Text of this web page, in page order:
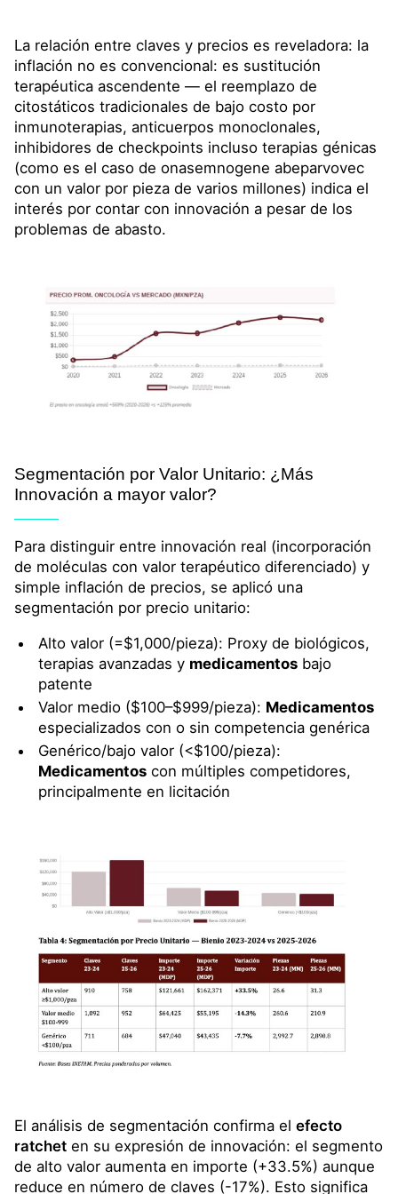
La relación entre claves y precios es reveladora: la
inflación no es convencional: es sustitución
terapéutica ascendente — el reemplazo de
citostáticos tradicionales de bajo costo por
inmunoterapias, anticuerpos monoclonales,
inhibidores de checkpoints incluso terapias génicas
(como es el caso de onasemnogene abeparvovec
con un valor por pieza de varios millones) indica el
interés por contar con innovación a pesar de los
problemas de abasto.
Segmentación por Valor Unitario: ¿Más
Innovación a mayor valor?
Para distinguir entre innovación real (incorporación
de moléculas con valor terapéutico diferenciado) y
simple inflación de precios, se aplicó una
segmentación por precio unitario:
Alto valor (=$1,000/pieza): Proxy de biológicos,
terapias avanzadas y medicamentos bajo
patente
Valor medio ($100–$999/pieza): Medicamentos
especializados con o sin competencia genérica
Genérico/bajo valor (<$100/pieza):
Medicamentos con múltiples competidores,
principalmente en licitación
El análisis de segmentación confirma el efecto
ratchet en su expresión de innovación: el segmento
de alto valor aumenta en importe (+33.5%) aunque
reduce en número de claves (-17%). Esto significa